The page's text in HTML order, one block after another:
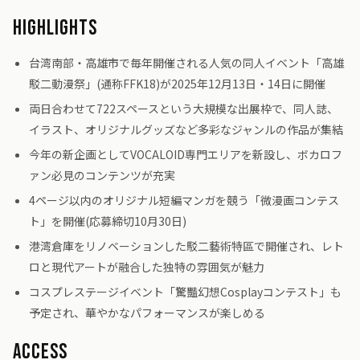
Highlights
台湾南部・高雄市で毎年開催される人気の同人イベント「高雄
駁二動漫祭」(通称FFK18)が2025年12月13日・14日に開催
両日合わせて722スペースという大規模な出展枠で、同人誌、
イラスト、オリジナルグッズなど多彩なジャンルの作品が集結
今年の新企画としてVOCALOID専門エリアを新設し、ボカロフ
ァン必見のコンテンツが充実
4ページ以内のオリジナル短編マンガを競う「微漫画コンテス
ト」を開催(応募締切10月30日)
港湾倉庫をリノベーションした駁二藝術特區で開催され、レト
ロと現代アートが融合した独特の雰囲気が魅力
コスプレステージイベント「驚豔幻想Cosplayコンテスト」も
予定され、華やかなパフォーマンスが楽しめる
Access